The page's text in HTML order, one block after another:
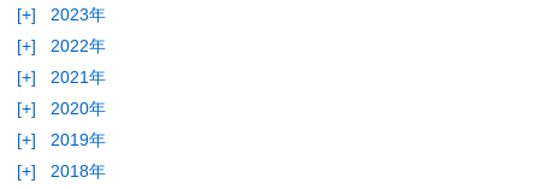
[+]
2023年
[+]
2022年
[+]
2021年
[+]
2020年
[+]
2019年
[+]
2018年